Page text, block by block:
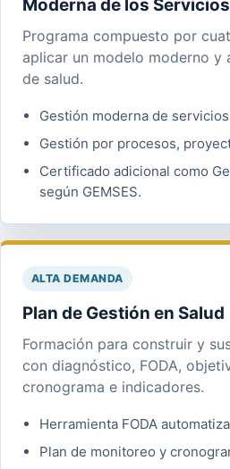
Moderna de los
Programa compuesto por
aplicar un modelo moderno y
de salud.
Gestión moderna de
Gestión por procesos,
Certificado adicional como
según GEMSES.
ALTA DEMANDA
Plan de Gestión en Salud
Formación para construir y
con diagnóstico, FODA,
cronograma e indicadores.
Herramienta FODA
Plan de monitoreo y